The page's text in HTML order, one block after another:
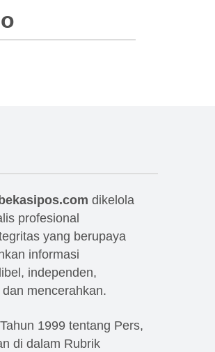
dikelola
profesional
yang berupaya
informasi
independen,
mencerahkan.
1999 tentang Pers,
di dalam Rubrik